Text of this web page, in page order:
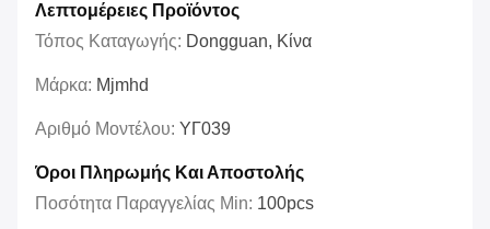
Λεπτομέρειες Προϊόντος
Τόπος Καταγωγής: Dongguan, Κίνα
Μάρκα: Mjmhd
Αριθμό Μοντέλου: ΥΓ039
Όροι Πληρωμής Και Αποστολής
Ποσότητα Παραγγελίας Min: 100pcs